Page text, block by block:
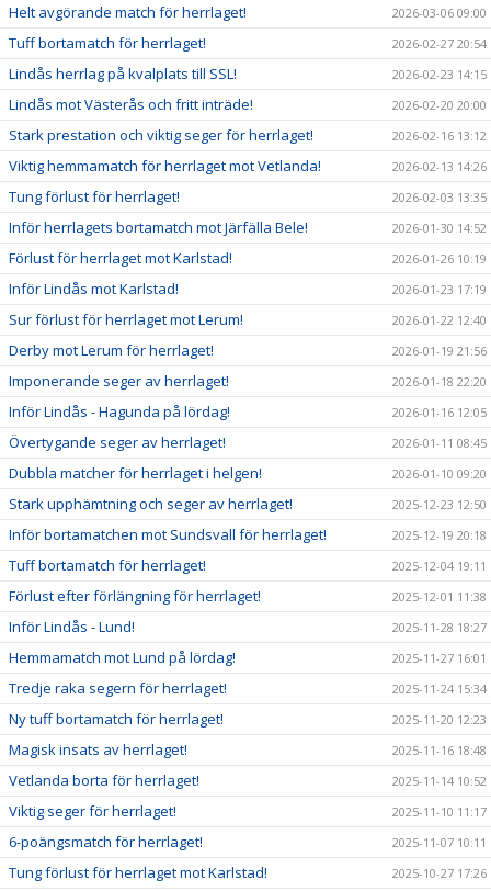
Helt avgörande match för herrlaget! 2026-03-06 09:00
Tuff bortamatch för herrlaget! 2026-02-27 20:54
Lindås herrlag på kvalplats till SSL! 2026-02-23 14:15
Lindås mot Västerås och fritt inträde! 2026-02-20 20:00
Stark prestation och viktig seger för herrlaget! 2026-02-16 13:12
Viktig hemmamatch för herrlaget mot Vetlanda! 2026-02-13 14:26
Tung förlust för herrlaget! 2026-02-03 13:35
Inför herrlagets bortamatch mot Järfälla Bele! 2026-01-30 14:52
Förlust för herrlaget mot Karlstad! 2026-01-26 10:19
Inför Lindås mot Karlstad! 2026-01-23 17:19
Sur förlust för herrlaget mot Lerum! 2026-01-22 12:40
Derby mot Lerum för herrlaget! 2026-01-19 21:56
Imponerande seger av herrlaget! 2026-01-18 22:20
Inför Lindås - Hagunda på lördag! 2026-01-16 12:05
Övertygande seger av herrlaget! 2026-01-11 08:45
Dubbla matcher för herrlaget i helgen! 2026-01-10 09:20
Stark upphämtning och seger av herrlaget! 2025-12-23 12:50
Inför bortamatchen mot Sundsvall för herrlaget! 2025-12-19 20:18
Tuff bortamatch för herrlaget! 2025-12-04 19:11
Förlust efter förlängning för herrlaget! 2025-12-01 11:38
Inför Lindås - Lund! 2025-11-28 18:27
Hemmamatch mot Lund på lördag! 2025-11-27 16:01
Tredje raka segern för herrlaget! 2025-11-24 15:34
Ny tuff bortamatch för herrlaget! 2025-11-20 12:23
Magisk insats av herrlaget! 2025-11-16 18:48
Vetlanda borta för herrlaget! 2025-11-14 10:52
Viktig seger för herrlaget! 2025-11-10 11:17
6-poängsmatch för herrlaget! 2025-11-07 10:11
Tung förlust för herrlaget mot Karlstad! 2025-10-27 17:26